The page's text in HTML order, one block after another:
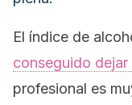
El índice de
conseguido
profesional es